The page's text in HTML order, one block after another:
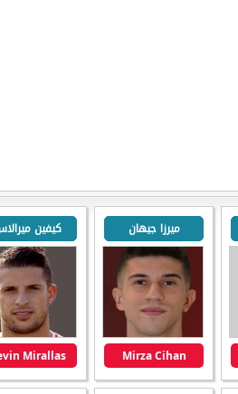
ميرزا جيهان
Mirza Cihan
كيفين
Mirallas